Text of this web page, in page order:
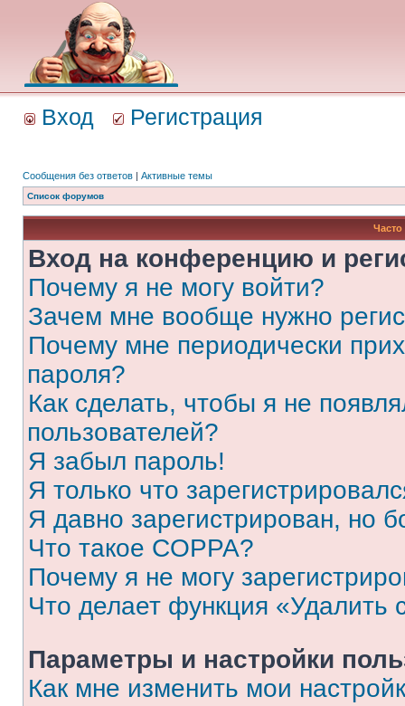
Вход Регистрация
Сообщения без ответов | Активные темы
Список форумов
Вход на конференцию и
Почему я не могу войти?
Зачем мне вообще нужно
Почему мне периодически
пароля?
Как сделать, чтобы я не
пользователей?
Я забыл пароль!
Я только что
Я давно зарегистрирован, но
Что такое COPPA?
Почему я не могу
Что делает функция «Удалить
Параметры и настройки
Как мне изменить мои